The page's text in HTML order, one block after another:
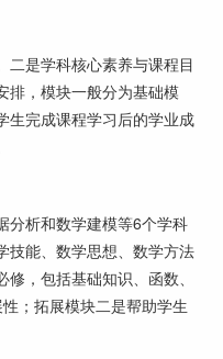
是学科核心素养与课程目
排，模块一般分为基础模
生完成课程学习后的学业成
析和数学建模等6个学科
技能、数学思想、数学方法
，包括基础知识、函数、
；拓展模块二是帮助学生